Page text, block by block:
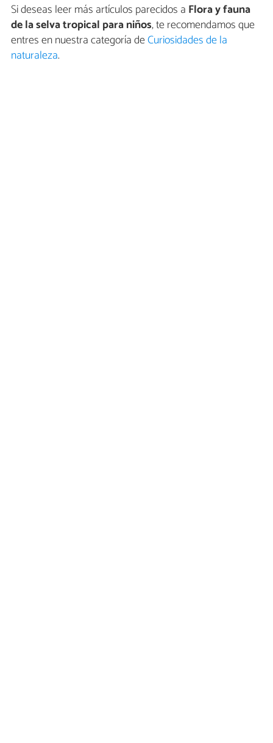
Si deseas leer más artículos parecidos a Flora y fauna
de la selva tropical para niños, te recomendamos que
entres en nuestra categoría deCuriosidades de la
naturaleza.